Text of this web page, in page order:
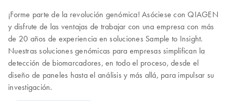
¡Forme parte de la revolución genómica! Asóciese con QIAGEN
y disfrute de las ventajas de trabajar con una empresa con más
de 20 años de experiencia en soluciones Sample to Insight.
Nuestras soluciones genómicas para empresas simplifican la
detección de biomarcadores, en todo el proceso, desde el
diseño de paneles hasta el análisis y más allá, para impulsar su
investigación.